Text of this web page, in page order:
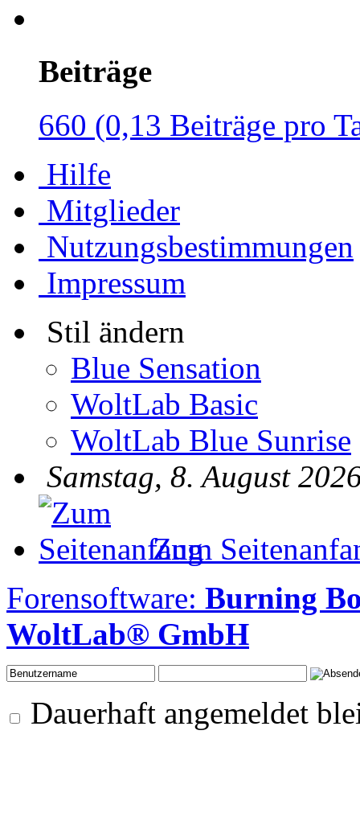
Beiträge
660 (0,13 Beiträge pro
Hilfe
Mitglieder
Nutzungsbestimmungen
Impressum
Stil ändern
Blue Sensation
WoltLab Basic
WoltLab Blue Sunrise
Samstag, 8. August
Zum
Forensoftware: Burning
WoltLab® GmbH
Dauerhaft angemeldet